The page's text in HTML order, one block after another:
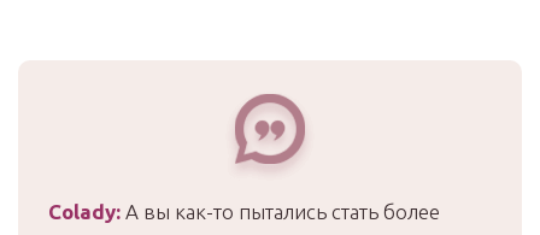
Colady: А вы как-то пытались стать более